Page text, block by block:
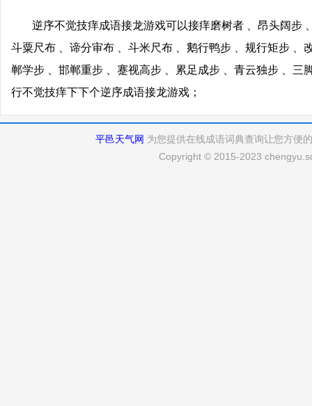
逆序不觉技痒成语接龙游戏可以接痒磨树者 、昂头阔步
斗粟尺布 、谛分审布 、斗米尺布 、鹅行鸭步 、规行矩步 、
郸学步 、邯郸重步 、蹇视高步 、累足成步 、青云独步 、三
行不觉技痒下下个逆序成语接龙游戏；
平邑天气网 为您提供在线成语词典查询让您方便
Copyright © 2015-2023